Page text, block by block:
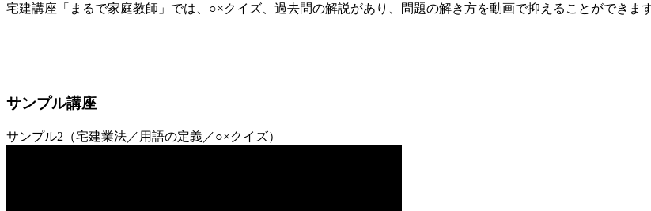
宅建講座「まるで家庭教師」では、○×クイズ、過去問の解説があり、問題の解き方を動画で抑えることができます
サンプル講座
サンプル2（宅建業法／用語の定義／○×クイズ）